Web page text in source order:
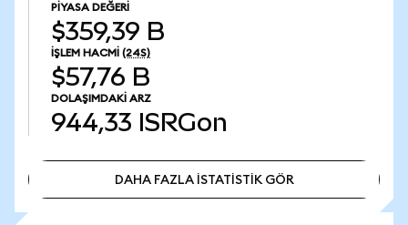
PIYASA DEĞERI
$359,39 B
İŞLEM HACMI (24S)
$57,76 B
DOLAŞIMDAKI ARZ
944,33 ISRGon
DAHA FAZLA İSTATİSTİK GÖR